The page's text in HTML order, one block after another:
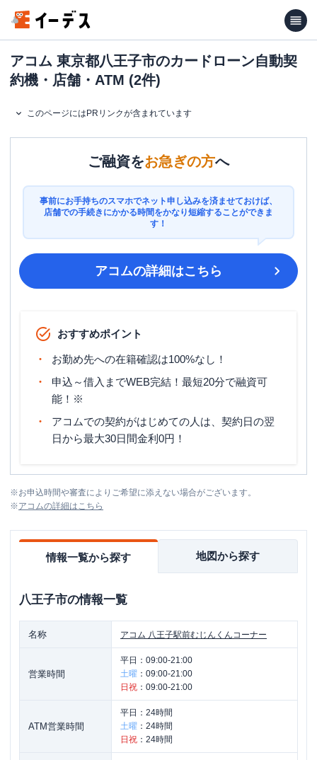
アコム 東京都八王子市のカードローン自動契
約機・店舗・ATM (2件)
このページにはPRリンクが含まれています
ご融資をお急ぎの方へ
事前にお手持ちのスマホでネット申し込みを済ませておけば、
店舗での手続きにかかる時間をかなり短縮することができま
す！
アコムの詳細はこちら
おすすめポイント
お勤め先への在籍確認は100%なし！
申込～借入までWEB完結！最短20分で融資可
能！※
アコムでの契約がはじめての人は、契約日の翌
日から最大30日間金利0円！
※お申込時間や審査によりご希望に添えない場合がございます。
※アコムの詳細はこちら
情報一覧から探す 地図から探す
八王子市の情報一覧
名称 アコム 八王子駅前むじんくんコーナー
営業時間
平日： 09:00-21:00
土曜 ： 09:00-21:00
日祝 ： 09:00-21:00
ATM営業時間
平日： 24時間
土曜 ： 24時間
日祝 ： 24時間